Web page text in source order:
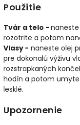
Použitie
Tvár a telo -
rozotrite a potom
Vlasy - naneste olej
pre dokonalú výživu
rozstrapkaných
hodín a potom
lesklé.
Upozornenie